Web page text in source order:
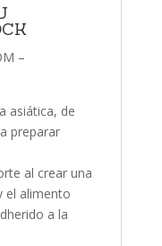
–
asiática, de
preparar
al crear una
el alimento
a la